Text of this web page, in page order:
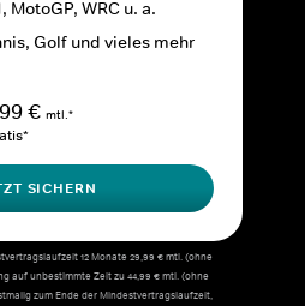
MotoGP, WRC u. a.
Golf und vieles mehr
€ mtl.*
SICHERN
12 Monate 29,99 € mtl. (ohne
auf unbestimmte Zeit zu 44,99 € mtl. (ohne
zum Ende der Mindestvertragslaufzeit,